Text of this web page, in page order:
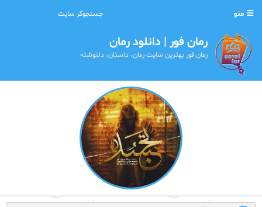
منو
رمان فور | دانلود رمان
رمان فور بهترین سایت رمان، داستان، دلنوشته